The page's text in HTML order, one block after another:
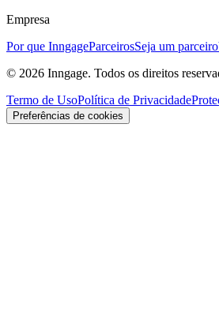
Empresa
Por que InngageParceirosSeja um parceiro
© 2026 Inngage. Todos os direitos
Termo de UsoPolítica de Privacidade
Preferências de cookies